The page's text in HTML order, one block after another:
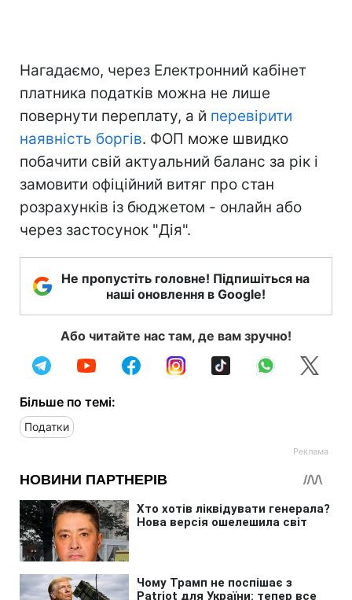
Нагадаємо, через Електронний кабінет
платника податків можна не лише
повернути переплату, а й перевірити
наявність боргів. ФОП може швидко
побачити свій актуальний баланс за рік і
замовити офіційний витяг про стан
розрахунків із бюджетом - онлайн або
через застосунок "Дія".
Не пропустіть головне! Підпишіться на
наші оновлення в Google!
Або читайте нас там, де вам зручно!
Більше по темі:
Податки